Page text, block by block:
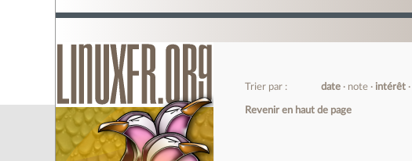
Trier par : date note intérêt
Revenir en haut de page